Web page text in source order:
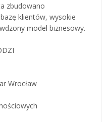
zbudowano
klientów, wysokie
model biznesowy.
Wrocław